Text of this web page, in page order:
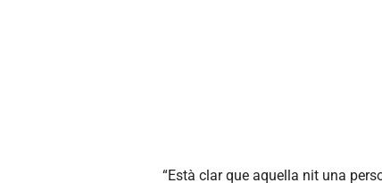
“Està clar que aquella nit una